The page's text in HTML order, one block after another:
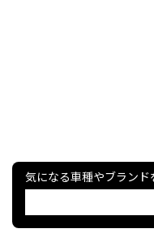
気になる車種やブランド